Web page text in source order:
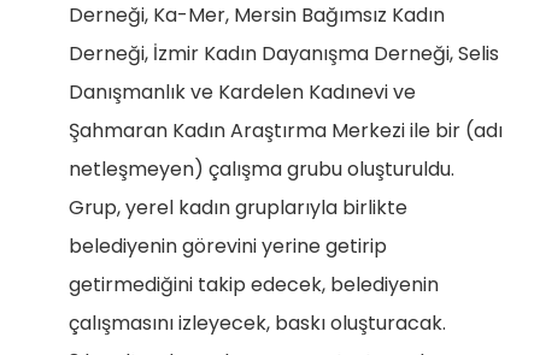
Derneği, Ka-Mer, Mersin Bağımsız Kadın
Derneği, İzmir Kadın Dayanışma Derneği, Selis
Danışmanlık ve Kardelen Kadınevi ve
Şahmaran Kadın Araştırma Merkezi ile bir (adı
netleşmeyen) çalışma grubu oluşturuldu.
Grup, yerel kadın gruplarıyla birlikte
belediyenin görevini yerine getirip
getirmediğini takip edecek, belediyenin
çalışmasını izleyecek, baskı oluşturacak.